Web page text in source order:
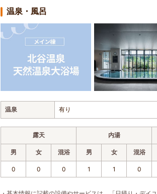
温泉・風呂
温泉 有り
露天 内湯
男 女 混浴 男 女 混浴
0 0 0 1 1 0